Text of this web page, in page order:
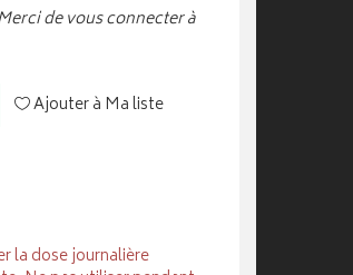
de vous connecter à
Ajouter à Ma liste
la dose journalière